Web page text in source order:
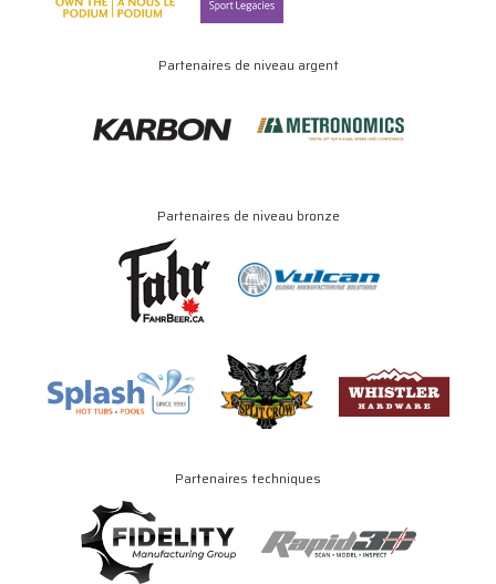
Partenaires de niveau argent
Partenaires de niveau bronze
Partenaires techniques